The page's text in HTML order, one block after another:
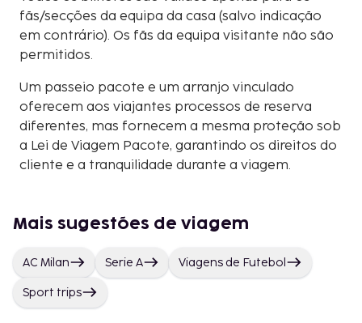
fãs/secções da equipa da casa (salvo indicação
em contrário). Os fãs da equipa visitante não são
permitidos.
Um passeio pacote e um arranjo vinculado
oferecem aos viajantes processos de reserva
diferentes, mas fornecem a mesma proteção sob
a Lei de Viagem Pacote, garantindo os direitos do
cliente e a tranquilidade durante a viagem.
Mais sugestões de viagem
AC Milan Serie A Viagens de Futebol
Sport trips